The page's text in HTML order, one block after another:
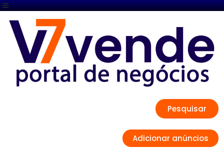
Pesquisar
Adicionar anúncios